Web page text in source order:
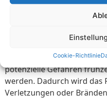
Cookie-Richtlinie
Mehr Sicherheit
Die regelmäßige Prüfung
eine höhere Sicherheit am
potenzielle Gefahren
werden. Dadurch wird das
Verletzungen oder